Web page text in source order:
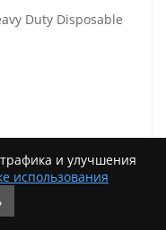
Duty Disposable
и улучшения
использования